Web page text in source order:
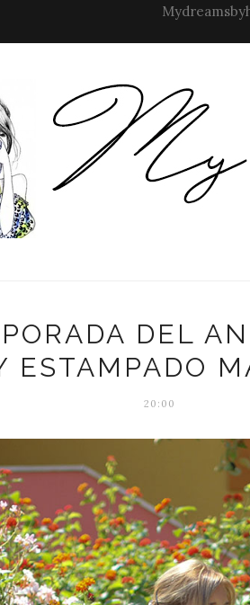
DEL
ESTAMPADO
20:00